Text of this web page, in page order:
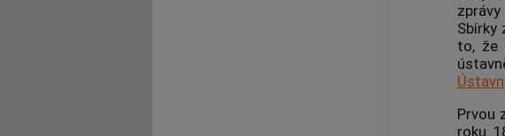
Sbírky
to, že
Prvou
roku